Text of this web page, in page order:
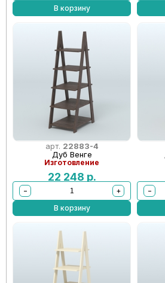
В корзину
арт. 22883-4
Дуб Венге
Изготовление
22 248 р.
−
+
В корзину
−